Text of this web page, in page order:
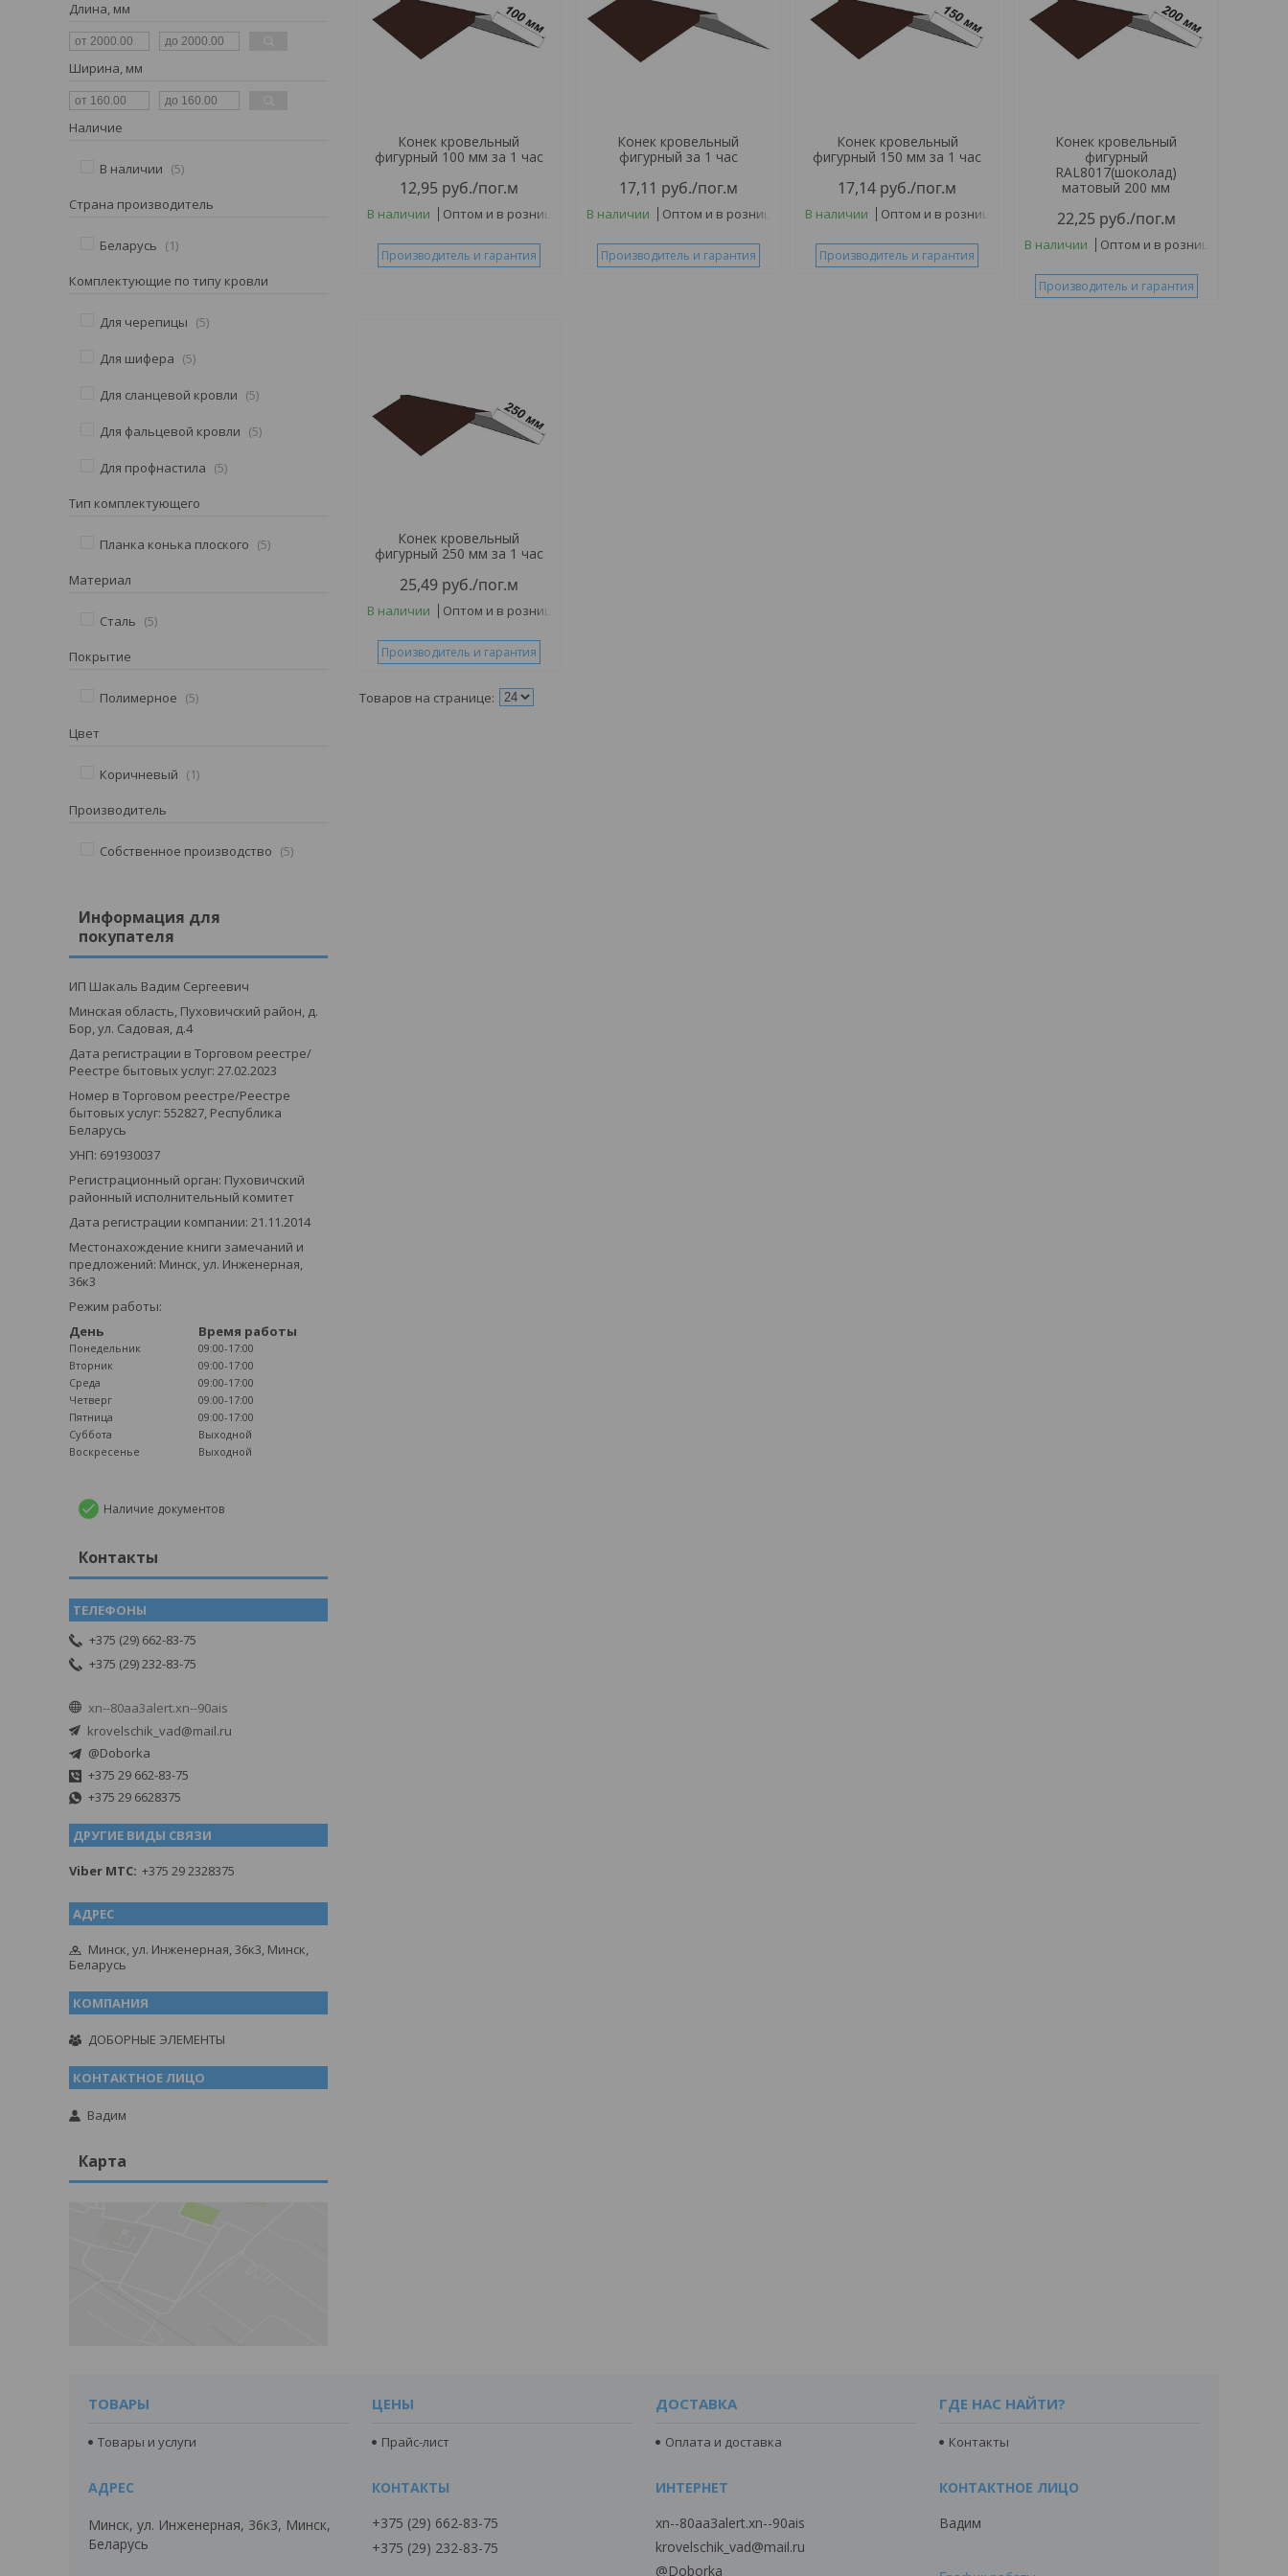
Конек кровельный
фигурный 100 мм за 1 час
12,95 руб./пог.м
В наличии Оптом и в розницу
Производитель и гарантия
Конек кровельный
фигурный за 1 час
17,11 руб./пог.м
В наличии Оптом и в розницу
Производитель и гарантия
Конек кровельный
фигурный 150 мм за 1 час
17,14 руб./пог.м
В наличии Оптом и в розницу
Производитель и гарантия
Конек кровельный
фигурный
RAL8017(шоколад)
матовый 200 мм
22,25 руб./пог.м
В наличии Оптом и в розницу
Производитель и гарантия
Конек кровельный
фигурный 250 мм за 1 час
25,49 руб./пог.м
В наличии Оптом и в розницу
Производитель и гарантия
Длина, мм
Ширина, мм
Наличие
В наличии 5
Страна производитель
Беларусь 1
Комплектующие по типу кровли
Для черепицы 5
Для шифера 5
Для сланцевой кровли 5
Для фальцевой кровли 5
Для профнастила 5
Тип комплектующего
Планка конька плоского 5
Материал
Сталь 5
Покрытие
Полимерное 5
Цвет
Коричневый 1
Производитель
Собственное производство 5
Информация для
покупателя
ИП Шакаль Вадим Сергеевич
Минская область, Пуховичский район, д.
Бор, ул. Садовая, д.4
Дата регистрации в Торговом реестре/
Реестре бытовых услуг: 27.02.2023
Номер в Торговом реестре/Реестре
бытовых услуг: 552827, Республика
Беларусь
УНП: 691930037
Регистрационный орган: Пуховичский
районный исполнительный комитет
Дата регистрации компании: 21.11.2014
Местонахождение книги замечаний и
предложений: Минск, ул. Инженерная,
36к3
Режим работы:
День
Время работы
Понедельник
09:00-17:00
Вторник
09:00-17:00
Среда
09:00-17:00
Четверг
09:00-17:00
Пятница
09:00-17:00
Суббота
Выходной
Воскресенье
Выходной
Наличие документов
Контакты
+375 (29) 662-83-75
+375 (29) 232-83-75
xn--80aa3alert.xn--90ais
krovelschik_vad@mail.ru
@Doborka
+375 29 662-83-75
+375 29 6628375
ДРУГИЕ ВИДЫ СВЯЗИ
Viber MTC +375 29 2328375
Минск, ул. Инженерная, 36к3, Минск,
Беларусь
ДОБОРНЫЕ ЭЛЕМЕНТЫ
Вадим
Карта
ТОВАРЫ
Товары и услуги
ЦЕНЫ
Прайс-лист
ДОСТАВКА
Оплата и доставка
ГДЕ НАС НАЙТИ?
Контакты
Минск, ул. Инженерная, 36к3, Минск,
Беларусь
+375 (29) 662-83-75
+375 (29) 232-83-75
xn--80aa3alert.xn--90ais
krovelschik_vad@mail.ru
@Doborka
Вадим